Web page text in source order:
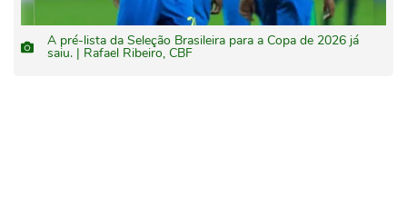
A pré-lista da Seleção Brasileira para a Copa de 2026 já
saiu. | Rafael Ribeiro, CBF